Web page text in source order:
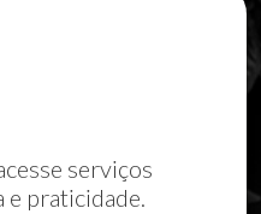
serviços
e praticidade.